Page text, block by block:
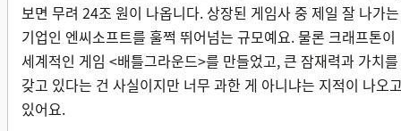
보면 무려 24조 원이 나옵니다. 상장된 게임사 중 제일 잘 나가는
기업인 엔씨소프트를 훌쩍 뛰어넘는 규모예요. 물론 크래프톤이
세계적인 게임 <배틀그라운드>를 만들었고, 큰 잠재력과 가치를
갖고 있다는 건 사실이지만 너무 과한 게 아니냐는 지적이 나오
있어요.